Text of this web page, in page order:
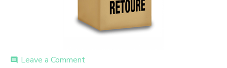
comment Leave a Commenton